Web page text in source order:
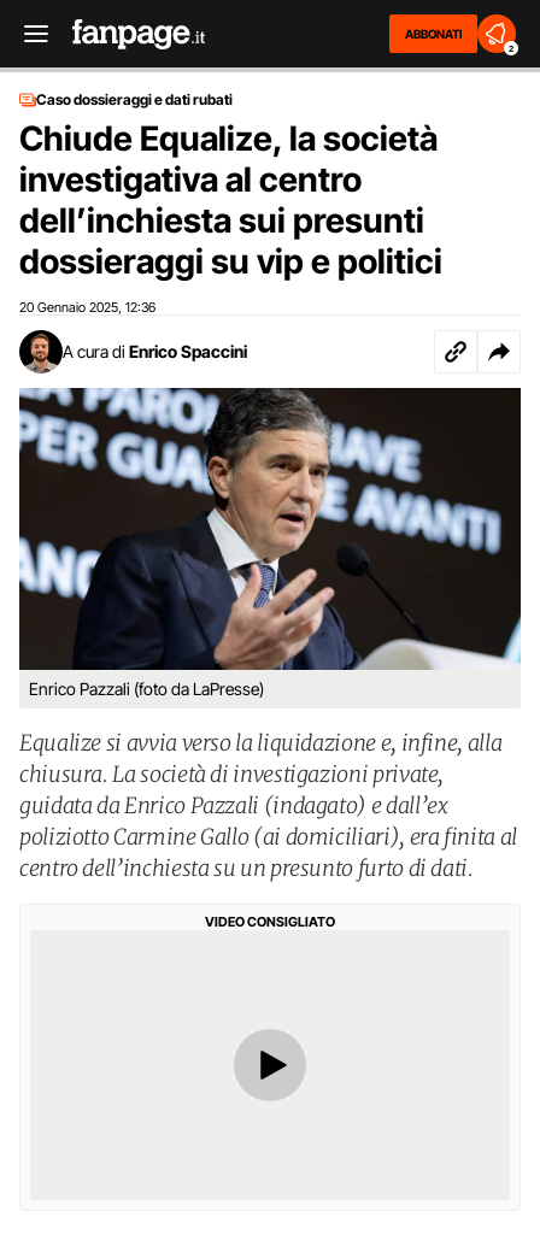
ABBONATI
2
Caso dossieraggi e dati rubati
Chiude Equalize, la società
investigativa al centro
dell’inchiesta sui presunti
dossieraggi su vip e politici
20 Gennaio 2025 12:36
A cura di Enrico Spaccini
Enrico Pazzali (foto da LaPresse)
Equalize si avvia verso la liquidazione e, infine, alla
chiusura. La società di investigazioni private,
guidata da Enrico Pazzali (indagato) e dall’ex
poliziotto Carmine Gallo (ai domiciliari), era finita al
centro dell’inchiesta su un presunto furto di dati.
VIDEO CONSIGLIATO